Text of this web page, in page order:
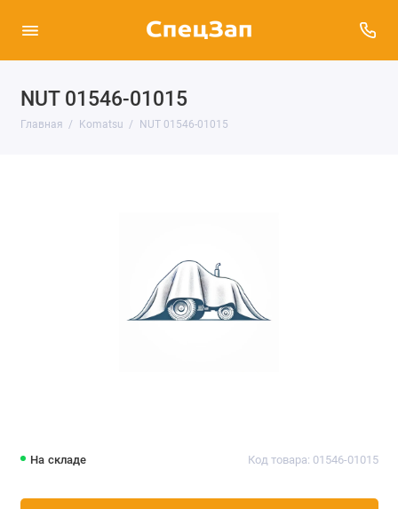
NUT 01546-01015
Главная Komatsu NUT 01546-01015
На складе Код товара: 01546-01015